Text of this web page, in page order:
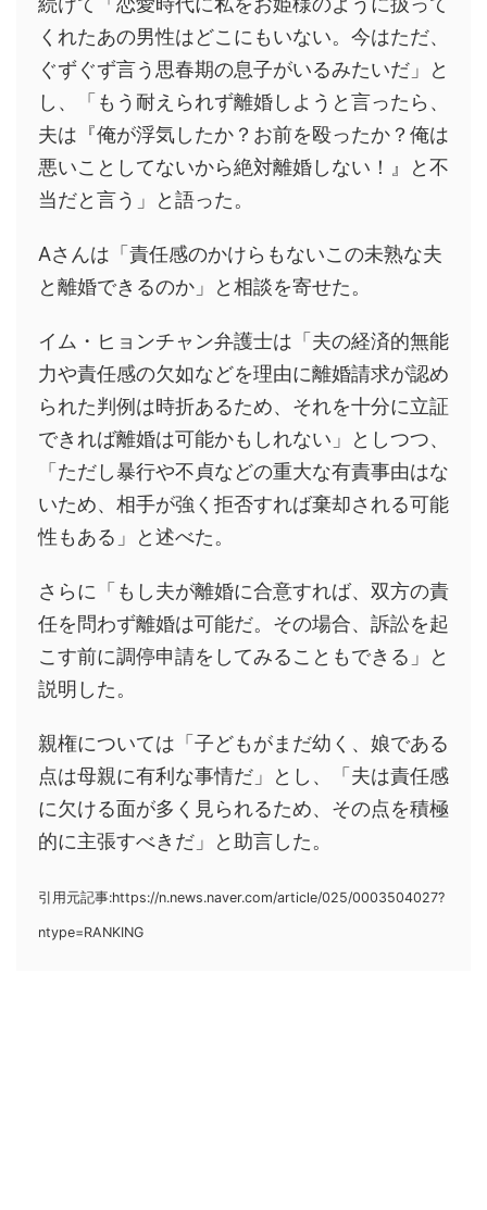
くれたあの男性はどこにもいない。今はただ、
ぐずぐず言う思春期の息子がいるみたいだ」と
し、「もう耐えられず離婚しようと言ったら、
夫は『俺が浮気したか？お前を殴ったか？俺は
悪いことしてないから絶対離婚しない！』と不
当だと言う」と語った。
Aさんは「責任感のかけらもないこの未熟な夫
と離婚できるのか」と相談を寄せた。
イム・ヒョンチャン弁護士は「夫の経済的無能
力や責任感の欠如などを理由に離婚請求が認め
られた判例は時折あるため、それを十分に立証
できれば離婚は可能かもしれない」としつつ、
「ただし暴行や不貞などの重大な有責事由はな
いため、相手が強く拒否すれば棄却される可能
性もある」と述べた。
さらに「もし夫が離婚に合意すれば、双方の責
任を問わず離婚は可能だ。その場合、訴訟を起
こす前に調停申請をしてみることもできる」と
説明した。
親権については「子どもがまだ幼く、娘である
点は母親に有利な事情だ」とし、「夫は責任感
に欠ける面が多く見られるため、その点を積極
的に主張すべきだ」と助言した。
引用元記事:https://n.news.naver.com/article/025/0003504027?
ntype=RANKING